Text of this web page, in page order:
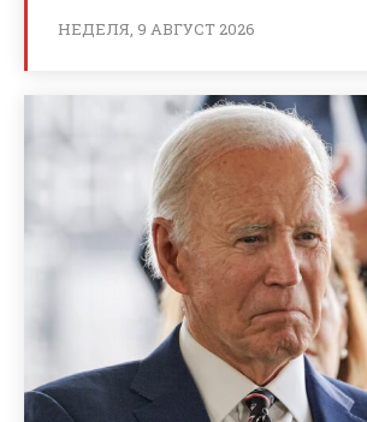
НЕДЕЛЯ, 9 АВГУСТ 2026